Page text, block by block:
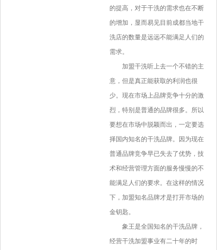
的提高，对于干洗的需求也在不断
的增加，显而易见目前成都当地干
洗店的数量是远远不能满足人们的
需求。
加盟干洗听上去一个不错的主
意，但是真正能获取的利润也很
少。现在市场上品牌竞争十分的激
烈，特别是普通的品牌很多。所以
要想在市场中脱颖而出，一定要选
择国内知名的干洗品牌。因为现在
普通品牌竞争早已失去了优势，技
术和经营管理方面的服务慢慢的不
能满足人们的要求。在这样的情况
下，加盟知名品牌才是打开市场的
金钥匙。
象王是全国知名的干洗品牌，
经营干洗加盟事业有二十年的时